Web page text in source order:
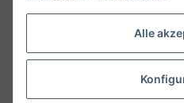
Alle
Vertrag widerrufen